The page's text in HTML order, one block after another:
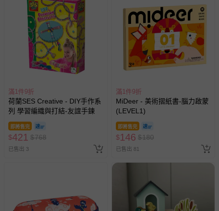
部分商品依據消費者保護法的規定，不適用七天鑑賞期/猶
豫期範圍：
易於腐敗、保存期限較短或解約時即將逾期（例如生鮮
商品、食品等）。
客製化商品（例如客製生日書、姓名貼等）。
經消費者拆封之影音商品或電腦軟體（例如 DVD、CD
非以有形媒介提供之數位內容或一經提供即為完成之線
上服務，經消費者事先同意始提供（例如線上課程、遊
-個人衛生用品（例如尿布、貼身衣物、泳裝、襪子、地
-新生兒親膚衣物（嬰幼兒包巾與背巾、包屁衣、學習
滿1件9折
荷蘭SES Creative - DIY手作系
列 學習編織與打結-友誼手鍊
即將售完
$421 $768
已售出 3
滿1件9折
MiDeer - 美術摺紙書-腦力啟蒙
(LEVEL1)
即將售完
$146 $180
已售出 81